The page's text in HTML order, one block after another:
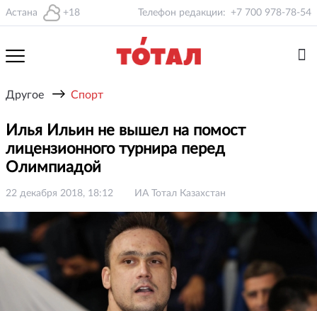
Астана +18 Телефон редакции: +7 700 978-78-54
Другое → Спорт
Илья Ильин не вышел на помост
лицензионного турнира перед
Олимпиадой
22 декабря 2018, 18:12 ИА Тотал Казахстан